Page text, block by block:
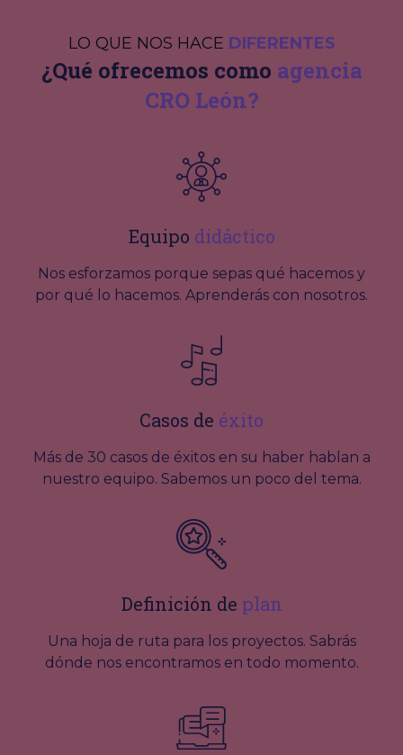
LO QUE NOS HACE DIFERENTES
¿Qué ofrecemos como agencia
CRO León?
Equipo didáctico
Nos esforzamos porque sepas qué hacemos y
por qué lo hacemos. Aprenderás con nosotros.
Casos de éxito
Más de 30 casos de éxitos en su haber hablan a
nuestro equipo. Sabemos un poco del tema.
Definición de plan
Una hoja de ruta para los proyectos. Sabrás
dónde nos encontramos en todo momento.